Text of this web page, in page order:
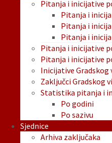
Pitanja i inicijative
Pitanja i
Pitanja i
Pitanja i
Pitanja i inicijative
Pitanja i inicijative
Inicijative Gradskog
Zaključci Gradskog
Statistika pitanja i
Po godini
Po sazivu
Sjednice
Arhiva zaključaka